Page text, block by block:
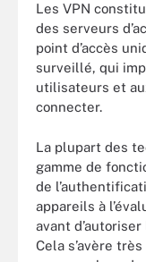
Les VPN
des serveurs
point d’accès
surveillé, qui
utilisateurs et
connecter.
La plupart des
gamme de
de
appareils à
avant
Cela s’avère